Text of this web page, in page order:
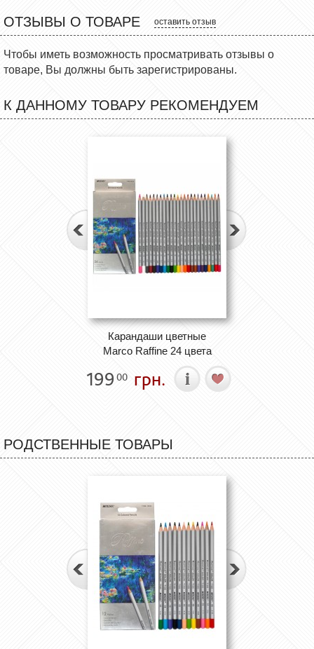
ОТЗЫВЫ О ТОВАРЕ оставить отзыв
Чтобы иметь возможность просматривать отзывы о
товаре, Вы должны быть зарегистрированы.
К ДАННОМУ ТОВАРУ РЕКОМЕНДУЕМ
Карандаши цветные
Marco Raffine 24 цвета
199 00 грн.
РОДСТВЕННЫЕ ТОВАРЫ